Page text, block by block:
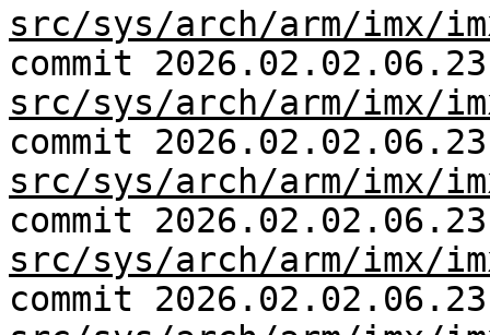
src/sys/arch/arm/imx/
commit
src/sys/arch/arm/imx/
commit
src/sys/arch/arm/imx/
commit
src/sys/arch/arm/imx/
commit